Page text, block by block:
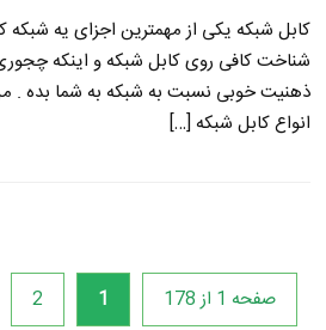
کابل شبکه یکی از مهمترین اجزای یه شبکه
شناخت کافی روی کابل شبکه و اینکه
ذهنیت خوبی نسبت به شبکه به شما بده
انواع کابل شبکه […]
صفحه 1 از 178 1
2